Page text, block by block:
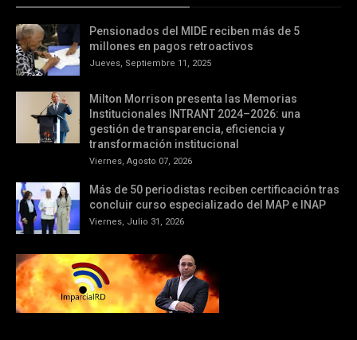
Pensionados del MIDE reciben más de 5
millones en pagos retroactivos
Jueves, Septiembre 11, 2025
Milton Morrison presenta las Memorias
Institucionales INTRANT 2024–2026: una
gestión de transparencia, eficiencia y
transformación institucional
Viernes, Agosto 07, 2026
Más de 50 periodistas reciben certificación tras
concluir curso especializado del MAP e INAP
Viernes, Julio 31, 2026